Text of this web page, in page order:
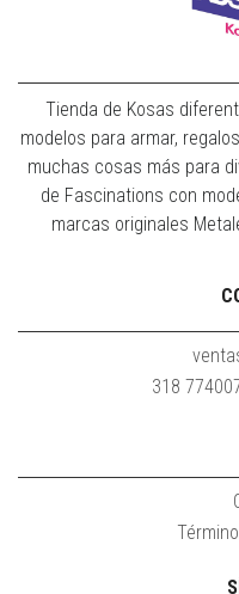
Tienda de Kosas
modelos para armar,
muchas cosas más para
de Fascinations con
marcas originales
318